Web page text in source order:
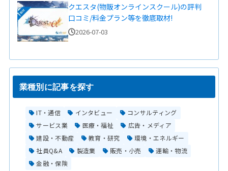
クエスタ(物販オンラインスクール)の評判
口コミ/料金プラン等を徹底取材!
2026-07-03
業種別に記事を探す
IT・通信 インタビュー
コンサルティング
サービス業
医療・福祉
広告・メディア
建設・不動産
教育・研究
環境・エネルギー
社員Q&A
製造業 販売・小売
運輸・物流
金融・保険